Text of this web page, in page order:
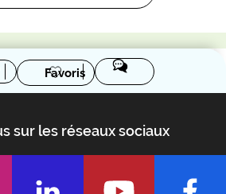
Favoris
sur les réseaux sociaux